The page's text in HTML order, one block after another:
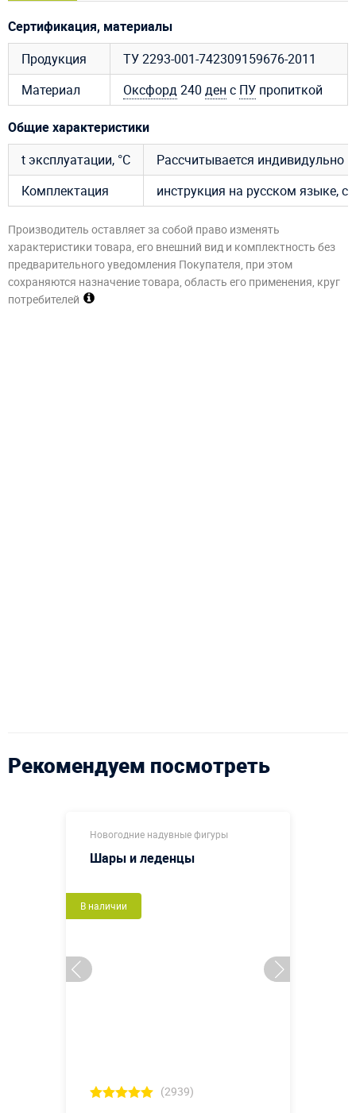
Сертификация, материалы
Продукция
ТУ 2293-001-742309159676-2011
Материал
Оксфорд240 ден с ПУ пропиткой
Общие характеристики
t эксплуатации, °C
Рассчитывается индивидульно
Комплектация
инструкция на русском языке,
Производитель оставляет за собой право изменять
характеристики товара, его внешний вид и комплектность без
предварительного уведомления Покупателя, при этом
сохраняются назначение товара, область его применения, круг
потребителей
Рекомендуем посмотреть
Новогодние надувные фигуры
Шары и леденцы
В наличии
(2939)